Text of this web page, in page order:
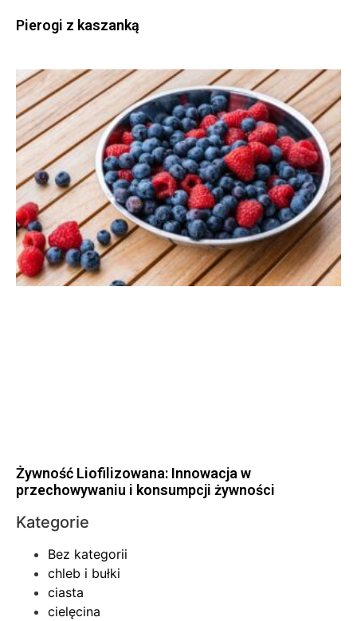
Pierogi z kaszanką
Żywność Liofilizowana: Innowacja w
przechowywaniu i konsumpcji żywności
Kategorie
Bez kategorii
chleb i bułki
ciasta
cielęcina